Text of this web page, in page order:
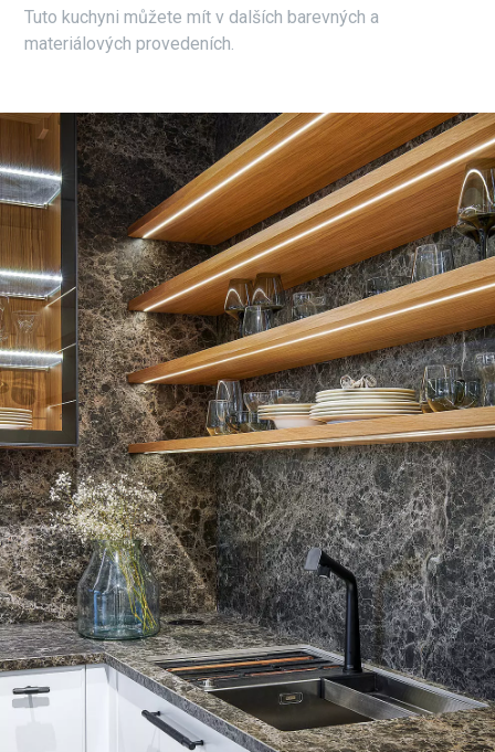
Tuto kuchyni můžete mít v dalších barevných a
materiálových provedeních.